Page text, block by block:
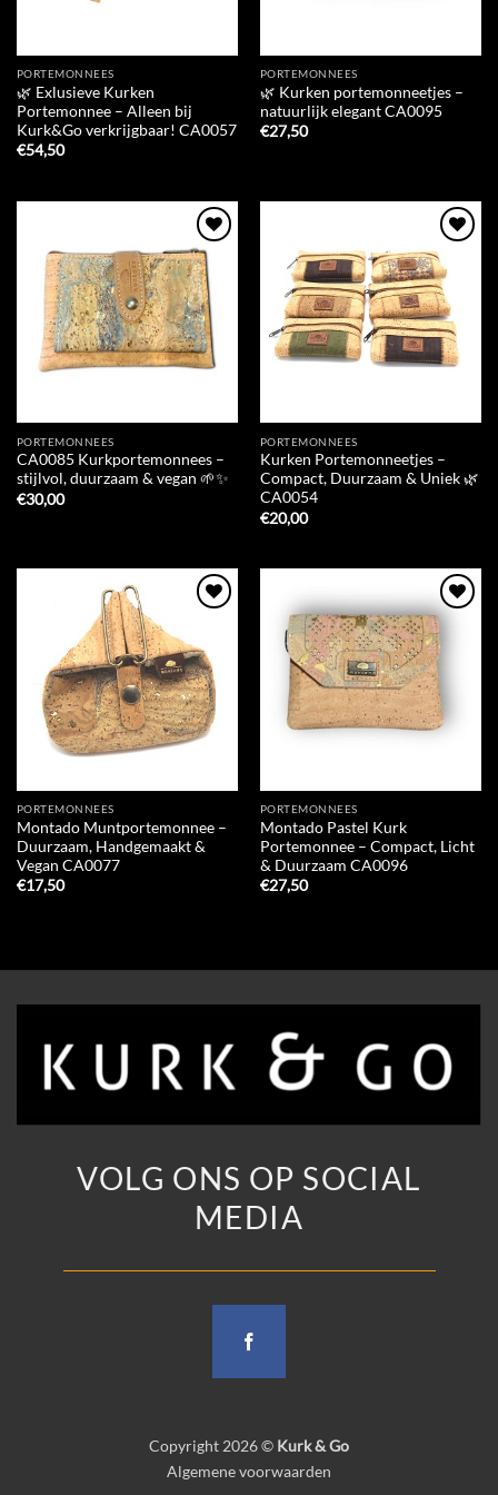
PORTEMONNEES
🌿 Exlusieve Kurken
Portemonnee – Alleen bij
Kurk&Go verkrijgbaar! CA0057
€54,50
PORTEMONNEES
🌿 Kurken portemonneetjes –
natuurlijk elegant CA0095
€27,50
Add to
Wishlist
PORTEMONNEES
CA0085 Kurkportemonnees –
stijlvol, duurzaam & vegan 🌱✨
€30,00
Add to
Wishlist
PORTEMONNEES
Kurken Portemonneetjes –
Compact, Duurzaam & Uniek 🌿
CA0054
€20,00
Wishlist
PORTEMONNEES
Montado Muntportemonnee –
Duurzaam, Handgemaakt &
Vegan CA0077
€17,50
Add to
Wishlist
PORTEMONNEES
Montado Pastel Kurk
Portemonnee – Compact, Licht
& Duurzaam CA0096
€27,50
VOLG ONS OP SOCIAL
MEDIA
Copyright 2026 © Kurk & Go
Algemene voorwaarden